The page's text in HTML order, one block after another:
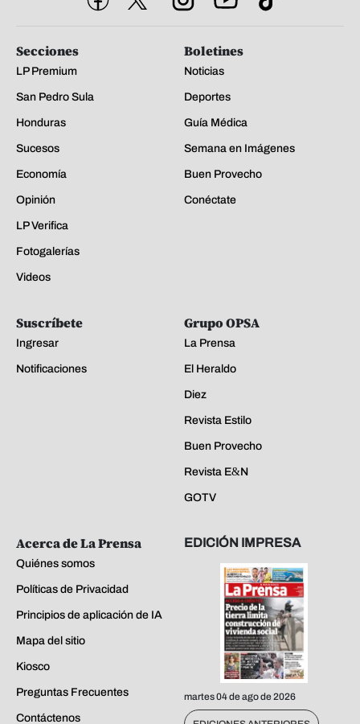
Secciones
LP Premium
San Pedro Sula
Honduras
Sucesos
Economía
Opinión
LP Verifica
Fotogalerías
Videos
Boletines
Noticias
Deportes
Guía Médica
Semana en Imágenes
Buen Provecho
Conéctate
Suscríbete
Ingresar
Notificaciones
Grupo OPSA
La Prensa
El Heraldo
Diez
Revista Estilo
Buen Provecho
Revista E&N
GOTV
Acerca de La Prensa
Quiénes somos
Políticas de Privacidad
Principios de aplicación de IA
Mapa del sitio
Kiosco
Preguntas Frecuentes
Contáctenos
EDICIÓN IMPRESA
martes 04 de ago de 2026